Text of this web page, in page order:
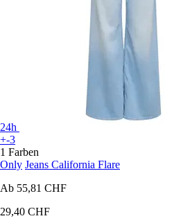
24h
+-3
1 Farben
Only Jeans California Flare
Ab 55,81 CHF
29,40 CHF